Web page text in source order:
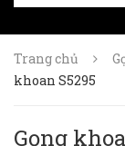
Trang chủ
khoan S5295
Gọng